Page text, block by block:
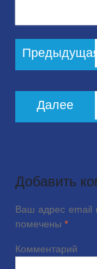
Навигация
по
Предыдущая
Далее
Добавить
Ваш адрес email
помечены *